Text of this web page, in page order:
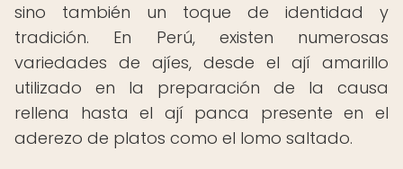
sino también un toque de identidad y
tradición. En Perú, existen numerosas
variedades de ajíes, desde el ají amarillo
utilizado en la preparación de la causa
rellena hasta el ají panca presente en el
aderezo de platos como el lomo saltado.